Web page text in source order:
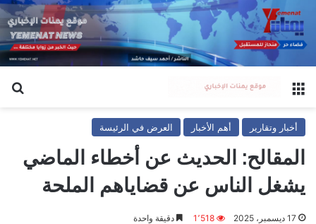
القائمة
أخبار وتقارير أهم الأخبار العرض في الرئيسة
المقالح: الحديث عن أخطاء الماضي
يشغل الناس عن قضاياهم الملحة
17 ديسمبر، 2025 1٬518 دقيقة واحدة